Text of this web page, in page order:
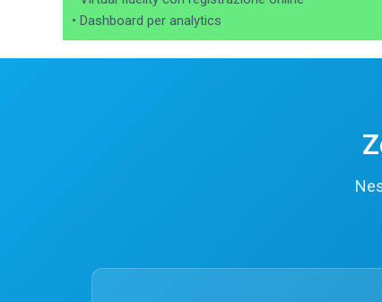
• Dashboard per analytics